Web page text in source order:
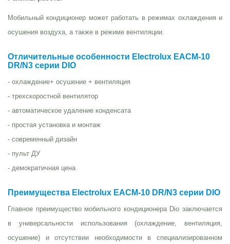
Мобильный кондиционер может работать в режимах охлаждения и
осушения воздуха, а также в режиме вентиляции.
Отличительные особенности Electrolux EACM-10
DR/N3 серии DIO
- охлаждение+ осушение + вентиляция
- трехскоростной вентилятор
- автоматическое удаление конденсата
- простая установка и монтаж
- современный дизайн
- пульт ДУ
- демократичная цена
Преимущества Electrolux EACM-10 DR/N3 серии DIO
Главное преимущество мобильного кондиционера Dio заключается
в универсальности использования (охлаждение, вентиляция,
осушение) и отсутствии необходимости в специализированном